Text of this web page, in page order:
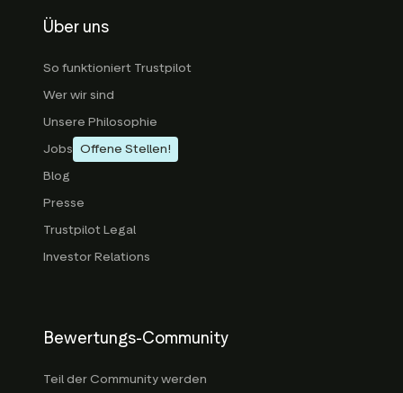
Über uns
So funktioniert Trustpilot
Wer wir sind
Unsere Philosophie
Jobs Offene Stellen!
Blog
Presse
Trustpilot Legal
Investor Relations
Bewertungs-Community
Teil der Community werden